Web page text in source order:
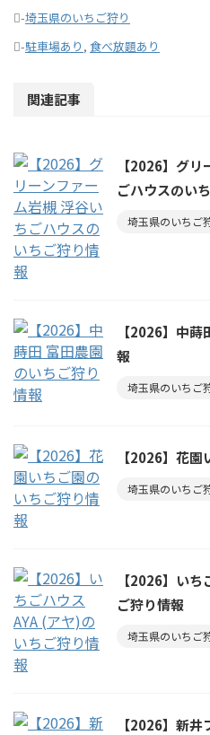
-埼玉県のいちご狩り
-駐車場あり , 食べ放題あり
関連記事
【2026】グ
ごハウスのい
埼玉県のいちご
【2026】中
報
埼玉県のいちご
【2026】花
埼玉県のいちご
【2026】い
ご狩り情報
埼玉県のいちご
【2026】新